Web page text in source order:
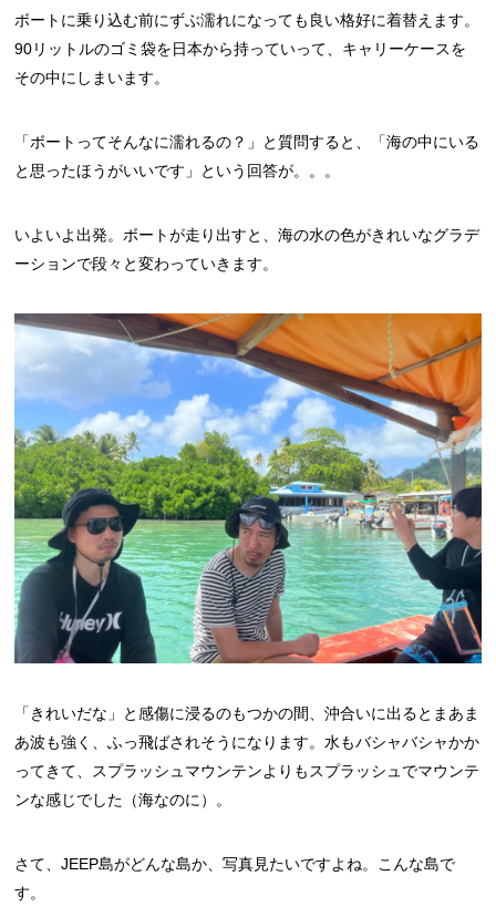
ボートに乗り込む前にずぶ濡れになっても良い格好に着替えます。
90リットルのゴミ袋を日本から持っていって、キャリーケースを
その中にしまいます。
「ボートってそんなに濡れるの？」と質問すると、「海の中にいる
と思ったほうがいいです」という回答が。。。
いよいよ出発。ボートが走り出すと、海の水の色がきれいなグラデ
ーションで段々と変わっていきます。
「きれいだな」と感傷に浸るのもつかの間、沖合いに出るとまあま
あ波も強く、ふっ飛ばされそうになります。水もバシャバシャかか
ってきて、スプラッシュマウンテンよりもスプラッシュでマウンテ
ンな感じでした（海なのに）。
さて、JEEP島がどんな島か、写真見たいですよね。こんな島で
す。